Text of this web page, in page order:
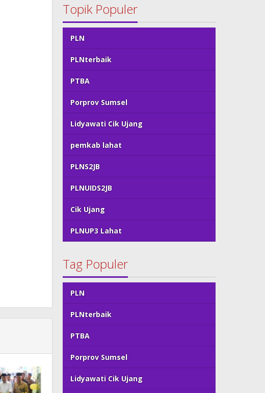
Topik Populer
PLN
PLNterbaik
PTBA
Porprov Sumsel
Lidyawati Cik Ujang
pemkab lahat
PLNS2JB
PLNUIDS2JB
Cik Ujang
PLNUP3 Lahat
Tag Populer
PLN
PLNterbaik
PTBA
Porprov Sumsel
Lidyawati Cik Ujang